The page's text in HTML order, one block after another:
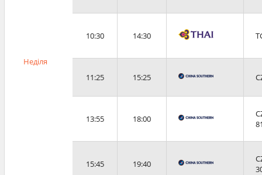
Неділя
10:30 14:30
11:25 15:25
13:55 18:00
15:45 19:40